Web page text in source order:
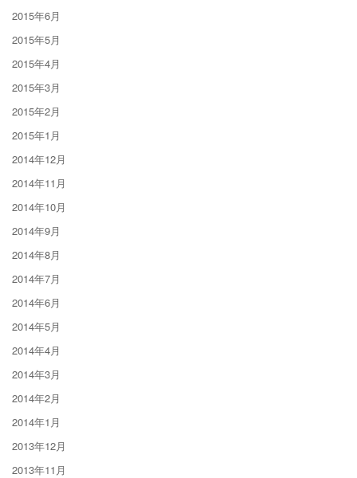
2015年6月
2015年5月
2015年4月
2015年3月
2015年2月
2015年1月
2014年12月
2014年11月
2014年10月
2014年9月
2014年8月
2014年7月
2014年6月
2014年5月
2014年4月
2014年3月
2014年2月
2014年1月
2013年12月
2013年11月